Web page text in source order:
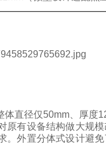
体直径仅50mm 、厚度
原有设备结构做大规
外置分体式设计避